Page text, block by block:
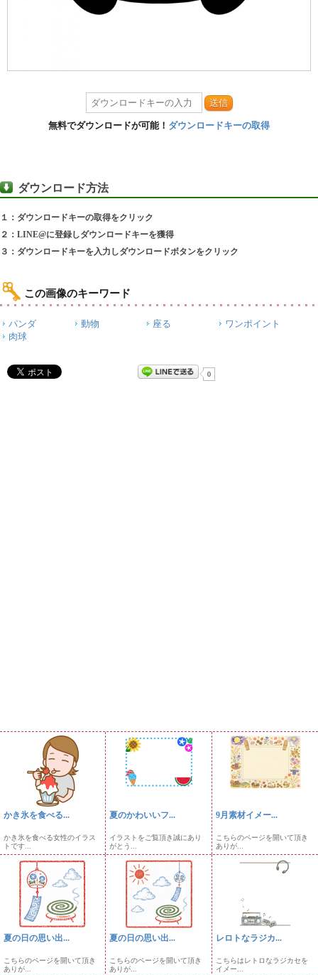
送信
無料でダウンロードが可能！ ダウンロードキーの取得
ダウンロード方法
１：ダウンロードキーの取得をクリック
２：LINE@に登録しダウンロードキーを獲得
３：ダウンロードキーを入力しダウンロードボタンをクリック
この画像のキーワード
パンダ 動物 座る
ワンポイント
肉球
0
かき氷を食べる...
かき氷を食べる女性のイラス
トです...
夏のかわいいフ...
イラストをご覧頂き誠にあり
がとう...
9月素材イメー...
こちらのページを開いて頂き
ありが...
夏の日の思い出...
こちらのページを開いて頂き
ありが...
夏の日の思い出...
こちらのページを開いて頂き
ありが...
レロトなラジカ...
こちらはレトロなラジカセを
イメー...